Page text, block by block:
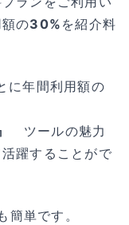
の30% を紹介料
に年間利用額の
ツールの魅力
躍することがで
単です。